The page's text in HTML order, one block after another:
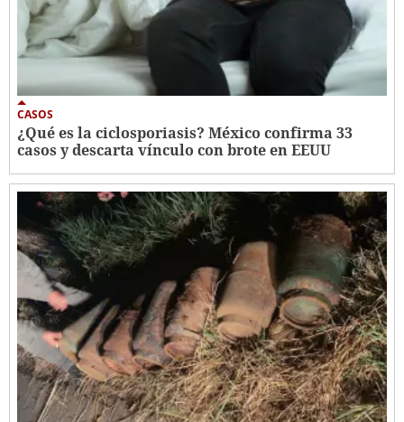
CASOS
¿Qué es la ciclosporiasis? México confirma 33
casos y descarta vínculo con brote en EEUU